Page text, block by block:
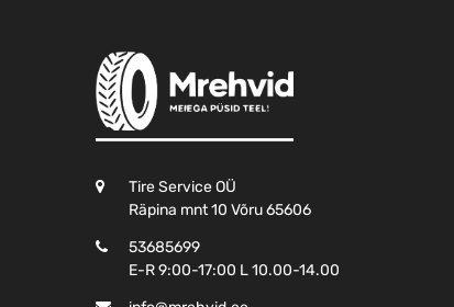
Tire Service OÜ
Räpina mnt 10 Võru 65606
53685699
E-R 9:00-17:00 L 10.00-14.00